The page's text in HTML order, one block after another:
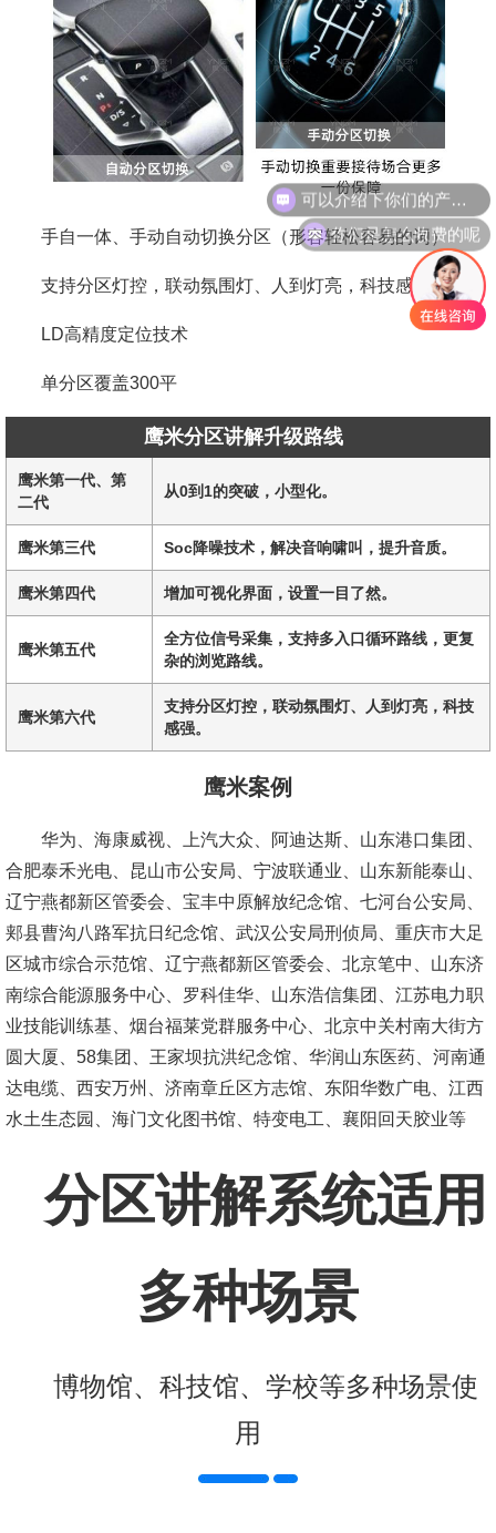
手自一体、手动自动切换分区（形容轻松容易的词）
支持分区灯控，联动氛围灯、人到灯亮，科技感强。
LD高精度定位技术
单分区覆盖300平
鹰米分区讲解升级路线
鹰米第一代、第
二代
从0到1的突破，小型化。
鹰米第三代 Soc降噪技术，解决音响啸叫，提升音质。
鹰米第四代 增加可视化界面，设置一目了然。
鹰米第五代
全方位信号采集，支持多入口循环路线，更复
杂的浏览路线。
鹰米第六代
支持分区灯控，联动氛围灯、人到灯亮，科技
感强。
鹰米案例
华为、海康威视、上汽大众、阿迪达斯、山东港口集团、
合肥泰禾光电、昆山市公安局、宁波联通业、山东新能泰山、
辽宁燕都新区管委会、宝丰中原解放纪念馆、七河台公安局、
郏县曹沟八路军抗日纪念馆、武汉公安局刑侦局、重庆市大足
区城市综合示范馆、辽宁燕都新区管委会、北京笔中、山东济
南综合能源服务中心、罗科佳华、山东浩信集团、江苏电力职
业技能训练基、烟台福莱党群服务中心、北京中关村南大街方
圆大厦、58集团、王家坝抗洪纪念馆、华润山东医药、河南通
达电缆、西安万州、济南章丘区方志馆、东阳华数广电、江西
水土生态园、海门文化图书馆、特变电工、襄阳回天胶业等
分区讲解系统适用
多种场景
博物馆、科技馆、学校等多种场景使
用
你们是怎么收费的呢